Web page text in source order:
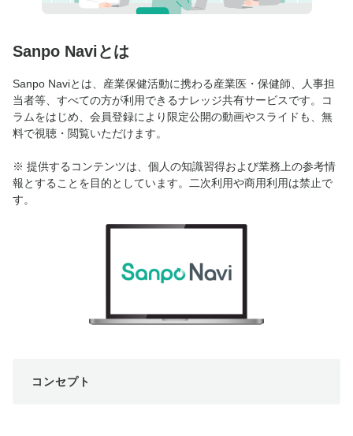
Sanpo Naviとは
Sanpo Naviとは、産業保健活動に携わる産業医・保健師、人事担
当者等、すべての方が利用できるナレッジ共有サービスです。コ
ラムをはじめ、会員登録により限定公開の動画やスライドも、無
料で視聴・閲覧いただけます。
※ 提供するコンテンツは、個人の知識習得および業務上の参考情
報とすることを目的としています。二次利用や商用利用は禁止で
す。
コンセプト